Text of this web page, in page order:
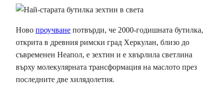
Ново проучване потвърди, че 2000-годишната бутилка,
открита в древния римски град Херкулан, близо до
съвременен Неапол, е зехтин и е хвърлила светлина
върху молекулярната трансформация на маслото през
последните две хилядолетия.